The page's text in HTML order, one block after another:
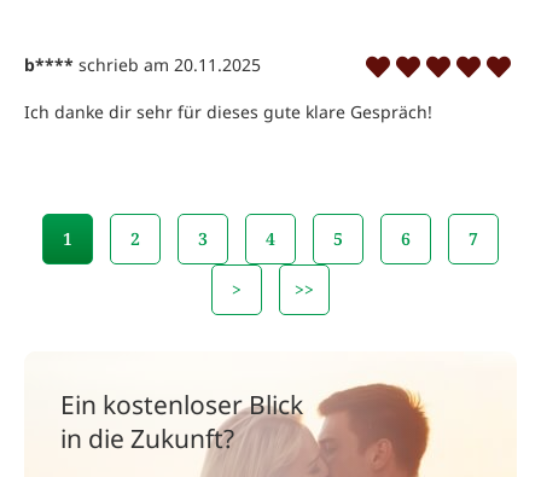
b**** schrieb am 20.11.2025
Ich danke dir sehr für dieses gute klare Gespräch!
1 2 3 4 5 6 7
> >>
Ein kostenloser Blick
in die Zukunft?